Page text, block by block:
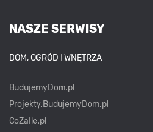
NASZE SERWISY
DOM, OGRÓD I WNĘTRZA
BudujemyDom.pl
Projekty.BudujemyDom.pl
CoZaIle.pl